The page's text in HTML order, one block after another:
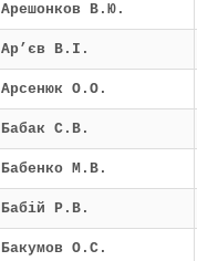
Арешонков В.Ю.
Ар’єв В.І.
Арсенюк О.О.
Бабак С.В.
Бабенко М.В.
Бабій Р.В.
Бакумов О.С.